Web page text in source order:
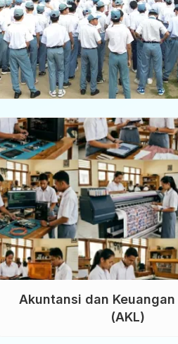
Akuntansi dan Keuangan
(AKL)